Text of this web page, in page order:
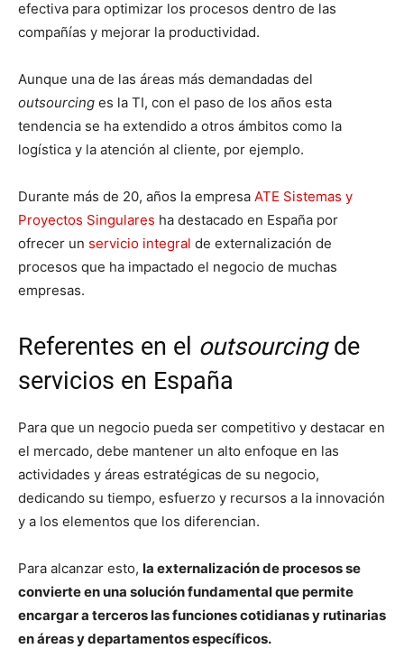
efectiva para optimizar los procesos dentro de las
compañías y mejorar la productividad.
Aunque una de las áreas más demandadas del
outsourcing es la TI, con el paso de los años esta
tendencia se ha extendido a otros ámbitos como la
logística y la atención al cliente, por ejemplo.
Durante más de 20, años la empresa ATE Sistemas y
Proyectos Singulares ha destacado en España por
ofrecer un servicio integral de externalización de
procesos que ha impactado el negocio de muchas
empresas.
Referentes en el outsourcingde
servicios en España
Para que un negocio pueda ser competitivo y destacar en
el mercado, debe mantener un alto enfoque en las
actividades y áreas estratégicas de su negocio,
dedicando su tiempo, esfuerzo y recursos a la innovación
y a los elementos que los diferencian.
Para alcanzar esto, la externalización de procesos se
convierte en una solución fundamental que permite
encargar a terceros las funciones cotidianas y rutinarias
en áreas y departamentos específicos.